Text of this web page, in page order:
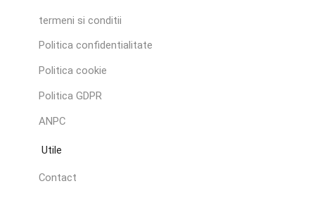
termeni si conditii
Politica confidentialitate
Politica cookie
Politica GDPR
ANPC
Utile
Contact